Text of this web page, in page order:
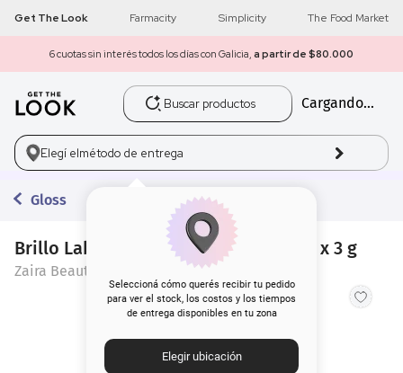
Get The Look Farmacity Simplicity The Food Market
6 cuotas sin interés todos los días con Galicia, a partir de $80.000
Buscar productos
Cargando...
Elegí elmétodo de entrega
Seleccioná cómo querés recibir tu pedido
para ver el stock, los costos y los tiempos
de entrega disponibles en tu zona
Elegir ubicación
Gloss
Brillo Labial Zaira Beauty Hyaluronic x 3 g
Zaira Beauty
1 get the look
2 máscara pestañas
3.
5. corrector